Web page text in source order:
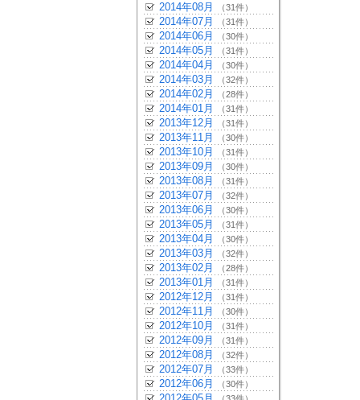
2014年08月 （31件）
2014年07月 （31件）
2014年06月 （30件）
2014年05月 （31件）
2014年04月 （30件）
2014年03月 （32件）
2014年02月 （28件）
2014年01月 （31件）
2013年12月 （31件）
2013年11月 （30件）
2013年10月 （31件）
2013年09月 （30件）
2013年08月 （31件）
2013年07月 （32件）
2013年06月 （30件）
2013年05月 （31件）
2013年04月 （30件）
2013年03月 （32件）
2013年02月 （28件）
2013年01月 （31件）
2012年12月 （31件）
2012年11月 （30件）
2012年10月 （31件）
2012年09月 （31件）
2012年08月 （32件）
2012年07月 （33件）
2012年06月 （30件）